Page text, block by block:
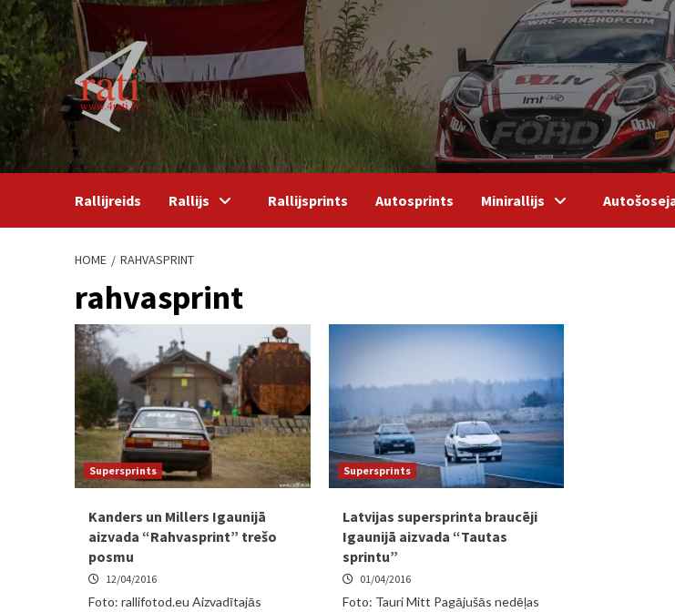
Skip
to
content
Rallijreids Rallijs Rallijsprints Autosprints Minirallijs
HOME RAHVASPRINT
rahvasprint
Supersprints
Kanders un Millers Igaunijā
aizvada “Rahvasprint” trešo
posmu
12/04/2016
Foto: rallifotod.eu Aizvadītajās
Supersprints
Latvijas supersprinta braucēji
Igaunijā aizvada “Tautas
sprintu”
01/04/2016
Foto: Tauri Mitt Pagājušās nedēļas